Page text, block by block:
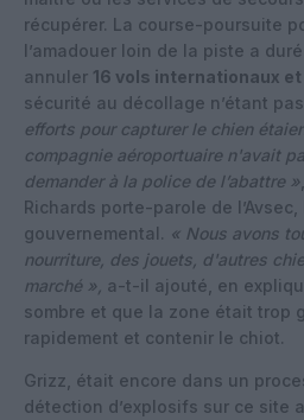
récupérer. La course-poursuite
l’amadouer loin de la piste a duré
annuler 16 vols internationaux
sécurité au décollage n’étant
efforts pour capturer le chien
compagnie aéroportuaire n'avait
demander à la police de l’abattre »
Richards porte-parole de
gouvernemental. « Nous avons
nourriture, des jouets, d'autres
marché », a-t-il ajouté, en
sombre et que la zone était trop
rapidement et contenir le chiot.
Grizz, était encore dans un
détection d’explosifs sur ce site